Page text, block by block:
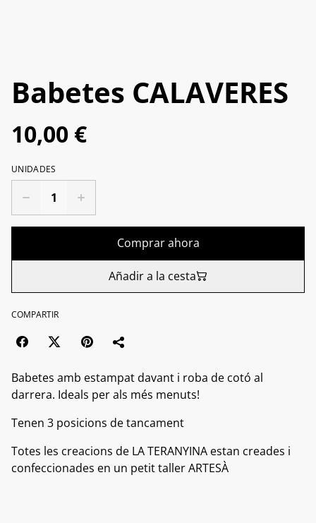
Babetes CALAVERES
10,00 €
UNIDADES
Comprar ahora
Añadir a la cesta
COMPARTIR
Babetes amb estampat davant i roba de cotó al
darrera. Ideals per als més menuts!
Tenen 3 posicions de tancament
Totes les creacions de LA TERANYINA estan creades i
confeccionades en un petit taller ARTESÀ